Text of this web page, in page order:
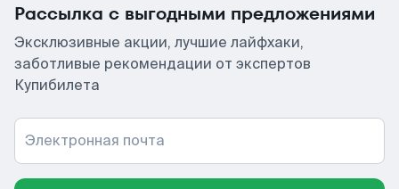
Рассылка с выгодными предложениями
Эксклюзивные акции, лучшие лайфхаки,
заботливые рекомендации от экспертов
Купибилета
Электронная почта